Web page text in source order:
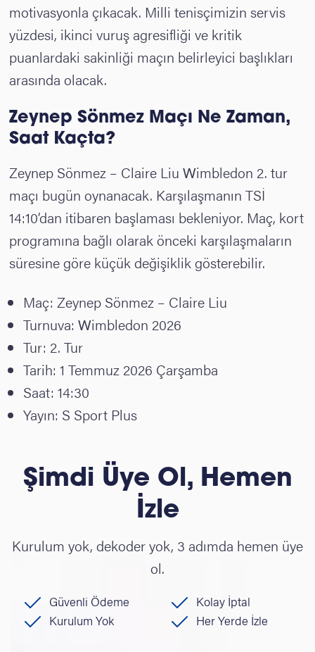
motivasyonla çıkacak. Milli tenisçimizin servis
yüzdesi, ikinci vuruş agresifliği ve kritik
puanlardaki sakinliği maçın belirleyici başlıkları
arasında olacak.
Zeynep Sönmez Maçı Ne Zaman,
Saat Kaçta?
Zeynep Sönmez – Claire Liu Wimbledon 2. tur
maçı bugün oynanacak. Karşılaşmanın TSİ
14:10’dan itibaren başlaması bekleniyor. Maç, kort
programına bağlı olarak önceki karşılaşmaların
süresine göre küçük değişiklik gösterebilir.
Maç: Zeynep Sönmez – Claire Liu
Turnuva: Wimbledon 2026
Tur: 2. Tur
Tarih: 1 Temmuz 2026 Çarşamba
Saat: 14:30
Yayın: S Sport Plus
Şimdi Üye Ol, Hemen
İzle
Kurulum yok, dekoder yok, 3 adımda hemen üye
ol.
Güvenli Ödeme
Kolay İptal
Kurulum Yok
Her Yerde İzle